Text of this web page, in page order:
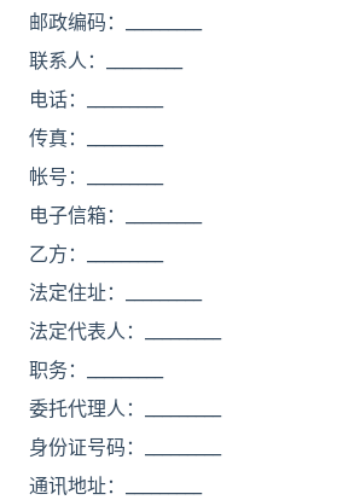
邮政编码：_________
联系人：_________
电话：_________
传真：_________
帐号：_________
电子信箱：_________
乙方：_________
法定住址：_________
法定代表人：_________
职务：_________
委托代理人：_________
身份证号码：_________
通讯地址：_________